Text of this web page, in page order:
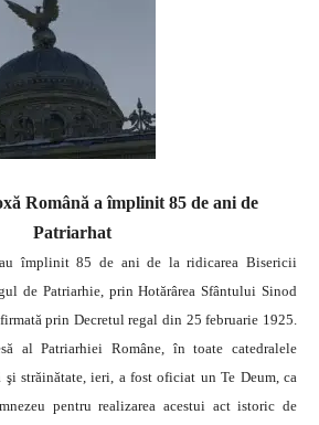
Română a împlinit 85 de ani de
Patriarhat
împlinit 85 de ani de la ridicarea Bisericii
de Patriarhie, prin Hotărârea Sfântului Sinod
prin Decretul regal din 25 februarie 1925.
al Patriarhiei Române, în toate catedralele
şi străinătate, ieri, a fost oficiat un Te Deum, ca
pentru realizarea acestui act istoric de